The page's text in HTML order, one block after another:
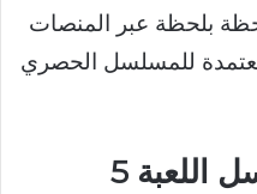
بلحظة عبر المنصات
للمسلسل الحصري
الحلقة 14 من مسلسل اللعبة 5